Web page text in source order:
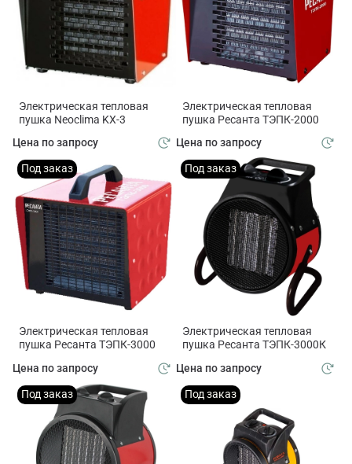
Электрическая тепловая
пушка Neoclima KX-3
Цена по запросу
Электрическая тепловая
пушка Ресанта ТЭПК-2000
Цена по запросу
Под заказ
Электрическая тепловая
пушка Ресанта ТЭПК-3000
Цена по запросу
Под заказ
Электрическая тепловая
пушка Ресанта ТЭПК-3000К
Цена по запросу
Под заказ Под заказ